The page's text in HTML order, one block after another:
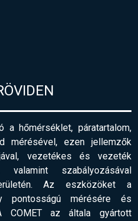
a hőmérséklet, páratartalom,
mérésével, ezen jellemzők
vezetékes és vezeték
valamint szabályozásával
Az eszközöket a
pontosságú mérésére és
COMET az általa gyártott